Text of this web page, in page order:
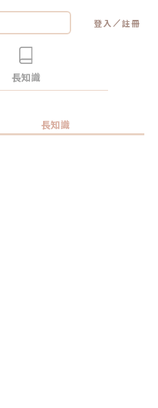
登入 ／註冊
長知識
長知識